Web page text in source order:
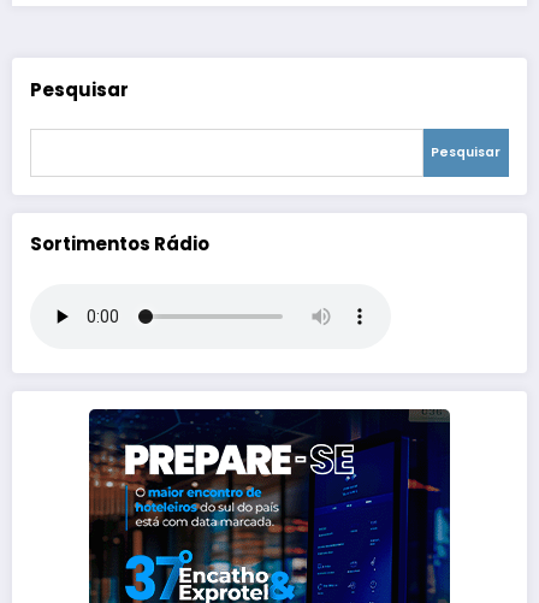
Pesquisar
Pesquisar
Sortimentos Rádio